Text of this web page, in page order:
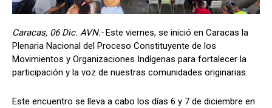
Caracas, 06 Dic. AVN.-Este viernes, se inició en Caracas la
Plenaria Nacional del Proceso Constituyente de los
Movimientos y Organizaciones Indígenas para fortalecer la
participación y la voz de nuestras comunidades originarias.
Este encuentro se lleva a cabo los días 6 y 7 de diciembre en